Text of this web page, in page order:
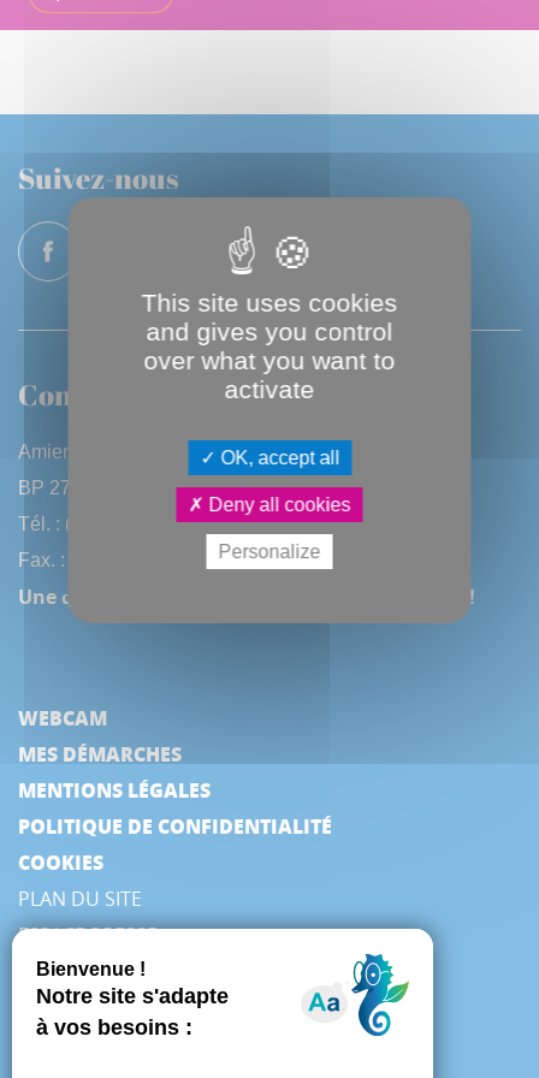
Suivez-nous
Contactez-nous
Amiens Métropole
BP 2720 - 80027 Amiens CEDEX
Tél. : (33) 3 22 97 40 40
Fax. : (33) 3 22 97 42 53
Une question, une remarque ? Contactez-nous !
WEBCAM
MES DÉMARCHES
MENTIONS LÉGALES
POLITIQUE DE CONFIDENTIALITÉ
COOKIES
PLAN DU SITE
ESPACE PRESSE
This site uses cookies
and gives you control
over what you want to
activate
OK, accept all
Deny all cookies
Personalize